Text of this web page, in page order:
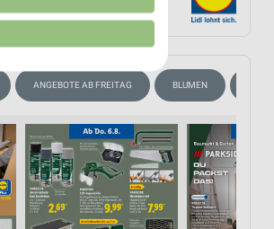
ANGEBOTE AB FREITAG BLUMEN